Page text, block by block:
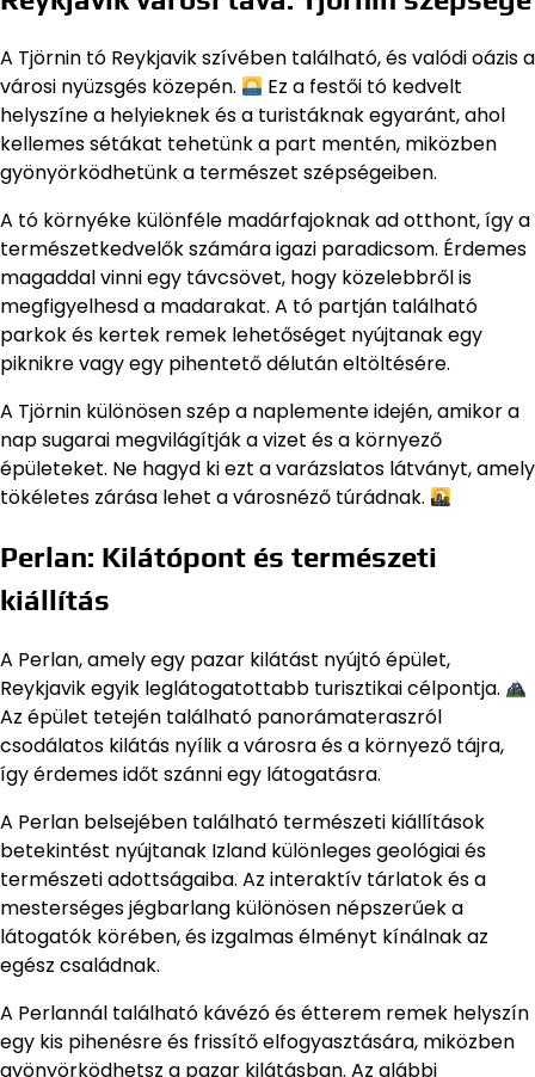
A Tjörnin tó Reykjavik szívében található, és valódi oázis a
városi nyüzsgés közepén.
Ez a festői tó kedvelt
helyszíne a helyieknek és a turistáknak egyaránt, ahol
kellemes sétákat tehetünk a part mentén, miközben
gyönyörködhetünk a természet szépségeiben.
A tó környéke különféle madárfajoknak ad otthont, így a
természetkedvelők számára igazi paradicsom. Érdemes
magaddal vinni egy távcsövet, hogy közelebbről is
megfigyelhesd a madarakat. A tó partján található
parkok és kertek remek lehetőséget nyújtanak egy
piknikre vagy egy pihentető délután eltöltésére.
A Tjörnin különösen szép a naplemente idején, amikor a
nap sugarai megvilágítják a vizet és a környező
épületeket. Ne hagyd ki ezt a varázslatos látványt, amely
tökéletes zárása lehet a városnéző túrádnak.
Perlan: Kilátópont és természeti
kiállítás
A Perlan, amely egy pazar kilátást nyújtó épület,
Reykjavik egyik leglátogatottabb turisztikai célpontja.
Az épület tetején található panorámateraszról
csodálatos kilátás nyílik a városra és a környező tájra,
így érdemes időt szánni egy látogatásra.
A Perlan belsejében található természeti kiállítások
betekintést nyújtanak Izland különleges geológiai és
természeti adottságaiba. Az interaktív tárlatok és a
mesterséges jégbarlang különösen népszerűek a
látogatók körében, és izgalmas élményt kínálnak az
egész családnak.
A Perlannál található kávézó és étterem remek helyszín
egy kis pihenésre és frissítő elfogyasztására, miközben
gyönyörködhetsz a pazar kilátásban. Az alábbi